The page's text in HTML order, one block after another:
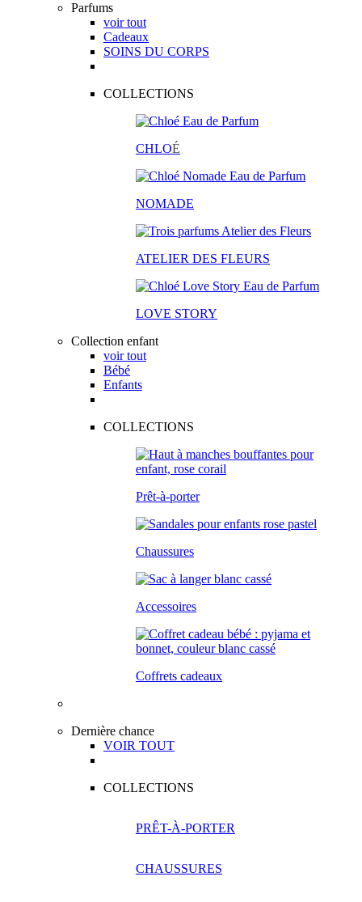
Parfums
voir tout
Cadeaux
SOINS DU CORPS
COLLECTIONS
CHLOÉ
NOMADE
ATELIER DES FLEURS
LOVE STORY
Collection enfant
voir tout
Bébé
Enfants
COLLECTIONS
Prêt-à-porter
Chaussures
Accessoires
Coffrets cadeaux
Dernière chance
VOIR TOUT
COLLECTIONS
PRÊT-À-PORTER
CHAUSSURES